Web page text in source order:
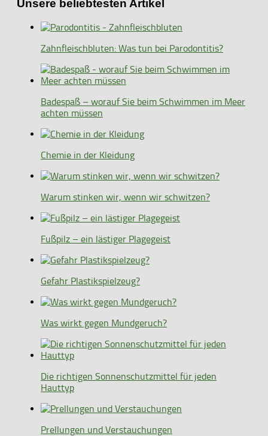
Unsere beliebtesten Artikel
Zahnfleischbluten: Was tun bei Parodontitis?
Badespaß – worauf Sie beim Schwimmen im Meer
achten müssen
Chemie in der Kleidung
Warum stinken wir, wenn wir schwitzen?
Fußpilz – ein lästiger Plagegeist
Gefahr Plastikspielzeug?
Was wirkt gegen Mundgeruch?
Die richtigen Sonnenschutzmittel für jeden
Hauttyp
Prellungen und Verstauchungen